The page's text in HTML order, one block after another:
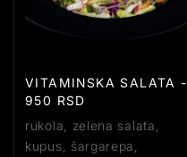
VITAMINSKA SALATA -
950 RSD
rukola, zelena salata,
kupus, šargarepa,